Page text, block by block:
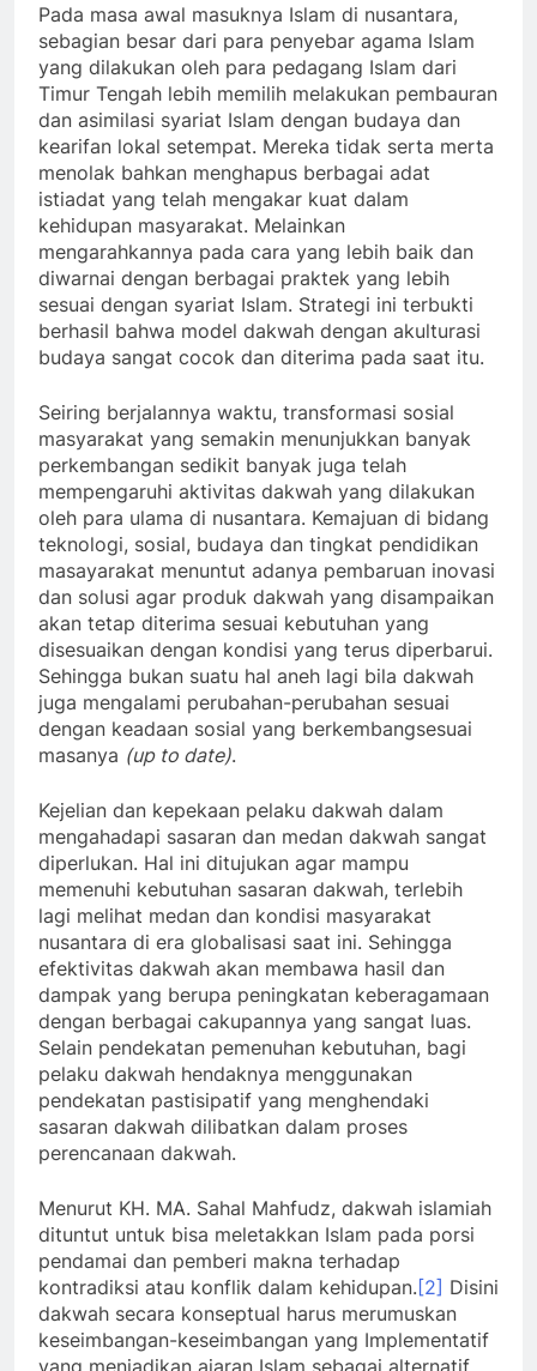
Pada masa awal masuknya Islam di nusantara,
sebagian besar dari para penyebar agama Islam
yang dilakukan oleh para pedagang Islam dari
Timur Tengah lebih memilih melakukan pembauran
dan asimilasi syariat Islam dengan budaya dan
kearifan lokal setempat. Mereka tidak serta merta
menolak bahkan menghapus berbagai adat
istiadat yang telah mengakar kuat dalam
kehidupan masyarakat. Melainkan
mengarahkannya pada cara yang lebih baik dan
diwarnai dengan berbagai praktek yang lebih
sesuai dengan syariat Islam. Strategi ini terbukti
berhasil bahwa model dakwah dengan akulturasi
budaya sangat cocok dan diterima pada saat itu.
Seiring berjalannya waktu, transformasi sosial
masyarakat yang semakin menunjukkan banyak
perkembangan sedikit banyak juga telah
mempengaruhi aktivitas dakwah yang dilakukan
oleh para ulama di nusantara. Kemajuan di bidang
teknologi, sosial, budaya dan tingkat pendidikan
masayarakat menuntut adanya pembaruan inovasi
dan solusi agar produk dakwah yang disampaikan
akan tetap diterima sesuai kebutuhan yang
disesuaikan dengan kondisi yang terus diperbarui.
Sehingga bukan suatu hal aneh lagi bila dakwah
juga mengalami perubahan-perubahan sesuai
dengan keadaan sosial yang berkembangsesuai
masanya (up to date).
Kejelian dan kepekaan pelaku dakwah dalam
mengahadapi sasaran dan medan dakwah sangat
diperlukan. Hal ini ditujukan agar mampu
memenuhi kebutuhan sasaran dakwah, terlebih
lagi melihat medan dan kondisi masyarakat
nusantara di era globalisasi saat ini. Sehingga
efektivitas dakwah akan membawa hasil dan
dampak yang berupa peningkatan keberagamaan
dengan berbagai cakupannya yang sangat luas.
Selain pendekatan pemenuhan kebutuhan, bagi
pelaku dakwah hendaknya menggunakan
pendekatan pastisipatif yang menghendaki
sasaran dakwah dilibatkan dalam proses
perencanaan dakwah.
Menurut KH. MA. Sahal Mahfudz, dakwah islamiah
dituntut untuk bisa meletakkan Islam pada porsi
pendamai dan pemberi makna terhadap
kontradiksi atau konflik dalam kehidupan.[2] Disini
dakwah secara konseptual harus merumuskan
keseimbangan-keseimbangan yang Implementatif
yang menjadikan ajaran Islam sebagai alternatif